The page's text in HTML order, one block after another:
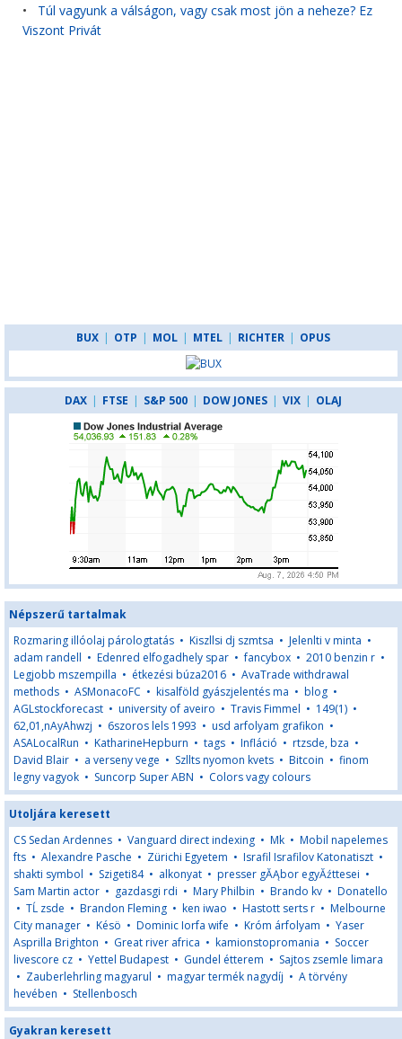
• Túl vagyunk a válságon, vagy csak most jön a neheze? Ez
Viszont Privát
BUX | OTP | MOL | MTEL | RICHTER | OPUS
DAX | FTSE | S&P 500 | DOW JONES | VIX | OLAJ
Népszerű tartalmak
Rozmaring illóolaj párologtatás • Kiszllsi dj szmtsa • Jelenlti v minta •
adam randell • Edenred elfogadhely spar •fancybox • 2010 benzin r •
Legjobb mszempilla • étkezési búza2016 • AvaTrade withdrawal
methods • ASMonacoFC • kisalföld gyászjelentés ma • blog •
AGLstockforecast • university of aveiro • Travis Fimmel • 149(1) •
62,01,nAyAhwzj • 6szoros lels 1993 • usd arfolyam grafikon •
ASALocalRun • KatharineHepburn • tags • Infláció • rtzsde, bza •
David Blair • a verseny vege • Szllts nyomon kvets • Bitcoin • finom
legny vagyok • Suncorp Super ABN • Colors vagy colours
Utoljára keresett
CS Sedan Ardennes • Vanguard direct indexing • Mk • Mobil napelemes
fts • Alexandre Pasche • Zürichi Egyetem • Israfil Israfilov Katonatiszt •
shakti symbol • Szigeti84• alkonyat • presser gĂĄbor egyĂźttesei •
Sam Martin actor • gazdasgi rdi • Mary Philbin • Brando kv • Donatello
• TĹ zsde • Brandon Fleming • ken iwao • Hastott serts r • Melbourne
City manager • Késö • Dominic Iorfa wife • Króm árfolyam • Yaser
Asprilla Brighton • Great river africa • kamionstopromania • Soccer
livescore cz • Yettel Budapest • Gundel étterem • Sajtos zsemle limara
• Zauberlehrling magyarul • magyar termék nagydíj • A törvény
hevében • Stellenbosch
Gyakran keresett